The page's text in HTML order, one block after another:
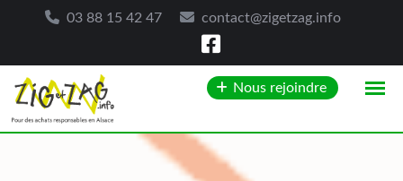
03 88 15 42 47 contact@zigetzag.info
content
Nous rejoindre